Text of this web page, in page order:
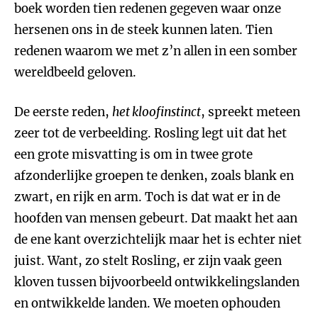
boek worden tien redenen gegeven waar onze
hersenen ons in de steek kunnen laten. Tien
redenen waarom we met z’n allen in een somber
wereldbeeld geloven.
De eerste reden, het kloofinstinct, spreekt meteen
zeer tot de verbeelding. Rosling legt uit dat het
een grote misvatting is om in twee grote
afzonderlijke groepen te denken, zoals blank en
zwart, en rijk en arm. Toch is dat wat er in de
hoofden van mensen gebeurt. Dat maakt het aan
de ene kant overzichtelijk maar het is echter niet
juist. Want, zo stelt Rosling, er zijn vaak geen
kloven tussen bijvoorbeeld ontwikkelingslanden
en ontwikkelde landen. We moeten ophouden